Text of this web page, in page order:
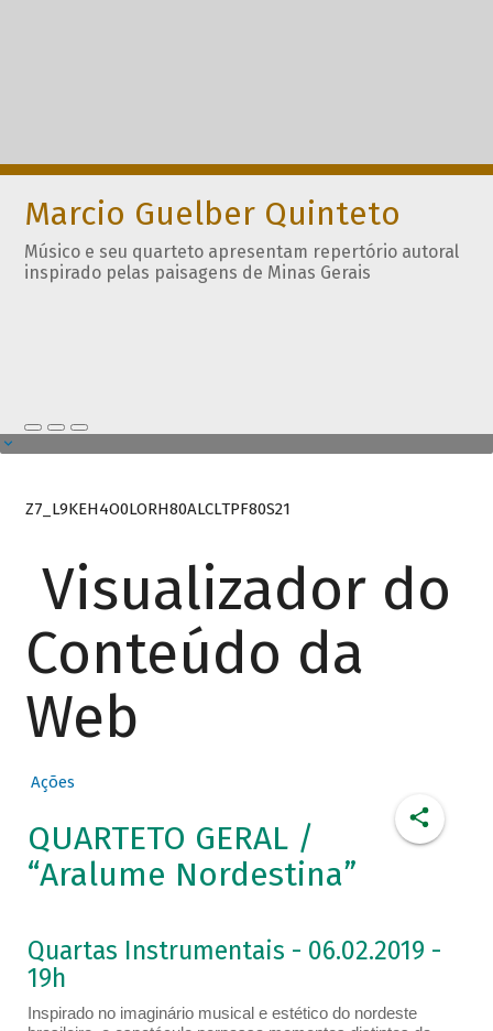
Marcio Guelber Quinteto
Músico e seu quarteto apresentam repertório autoral
inspirado pelas paisagens de Minas Gerais
Z7_L9KEH4O0LORH80ALCLTPF80S21
Visualizador do
Conteúdo da
Web
Ações
QUARTETO GERAL /
“Aralume Nordestina”
Quartas Instrumentais - 06.02.2019 -
19h
Inspirado no imaginário musical e estético do nordeste